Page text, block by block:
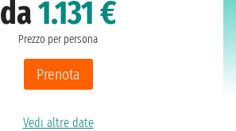
da1.131 €
Prezzo per persona
Prenota
Vedi altre date